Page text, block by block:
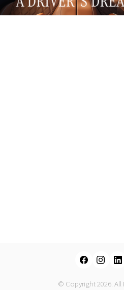
© Copyright 2026. All